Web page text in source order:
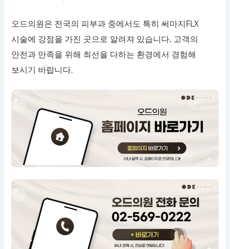
오드의원은 전국의 피부과 중에서도 특히 써마지FLX
시술에 강점을 가진 곳으로 알려져 있습니다. 고객의
안전과 만족을 위해 최선을 다하는 환경에서 경험해
보시기 바랍니다.